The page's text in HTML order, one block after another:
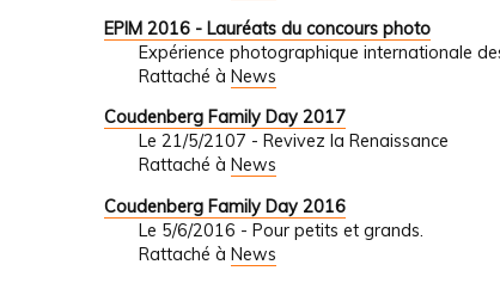
EPIM 2016 - Lauréats du concours photo
Expérience photographique internationale
Rattaché à News
Coudenberg Family Day 2017
Le 21/5/2107 - Revivez la Renaissance
Rattaché à News
Coudenberg Family Day 2016
Le 5/6/2016 - Pour petits et grands.
Rattaché à News